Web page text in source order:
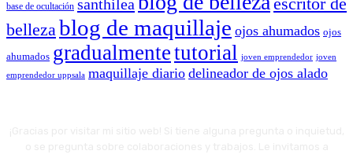
base de ocultación santhilea
belleza blog de maquillaje ojos ahumados ojos
ahumados gradualmentetutorial joven emprendedor joven
emprendedor uppsala maquillaje diario delineador de ojos alado